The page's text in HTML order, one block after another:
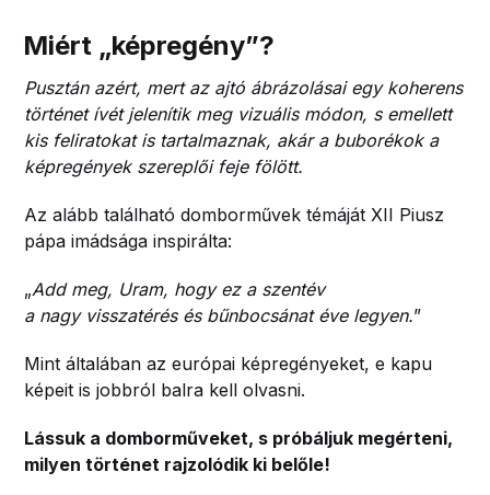
Miért „képregény”?
Pusztán azért, mert az ajtó ábrázolásai egy koherens
történet ívét jelenítik meg vizuális módon, s emellett
kis feliratokat is tartalmaznak, akár a buborékok a
képregények szereplői feje fölött.
Az alább található domborművek témáját XII Piusz
pápa imádsága inspirálta:
„Add meg, Uram, hogy ez a szentév
a nagy visszatérés és bűnbocsánat éve legyen.”
Mint általában az európai képregényeket, e kapu
képeit is jobbról balra kell olvasni.
Lássuk a domborműveket, s próbáljuk megérteni,
milyen történet rajzolódik ki belőle!